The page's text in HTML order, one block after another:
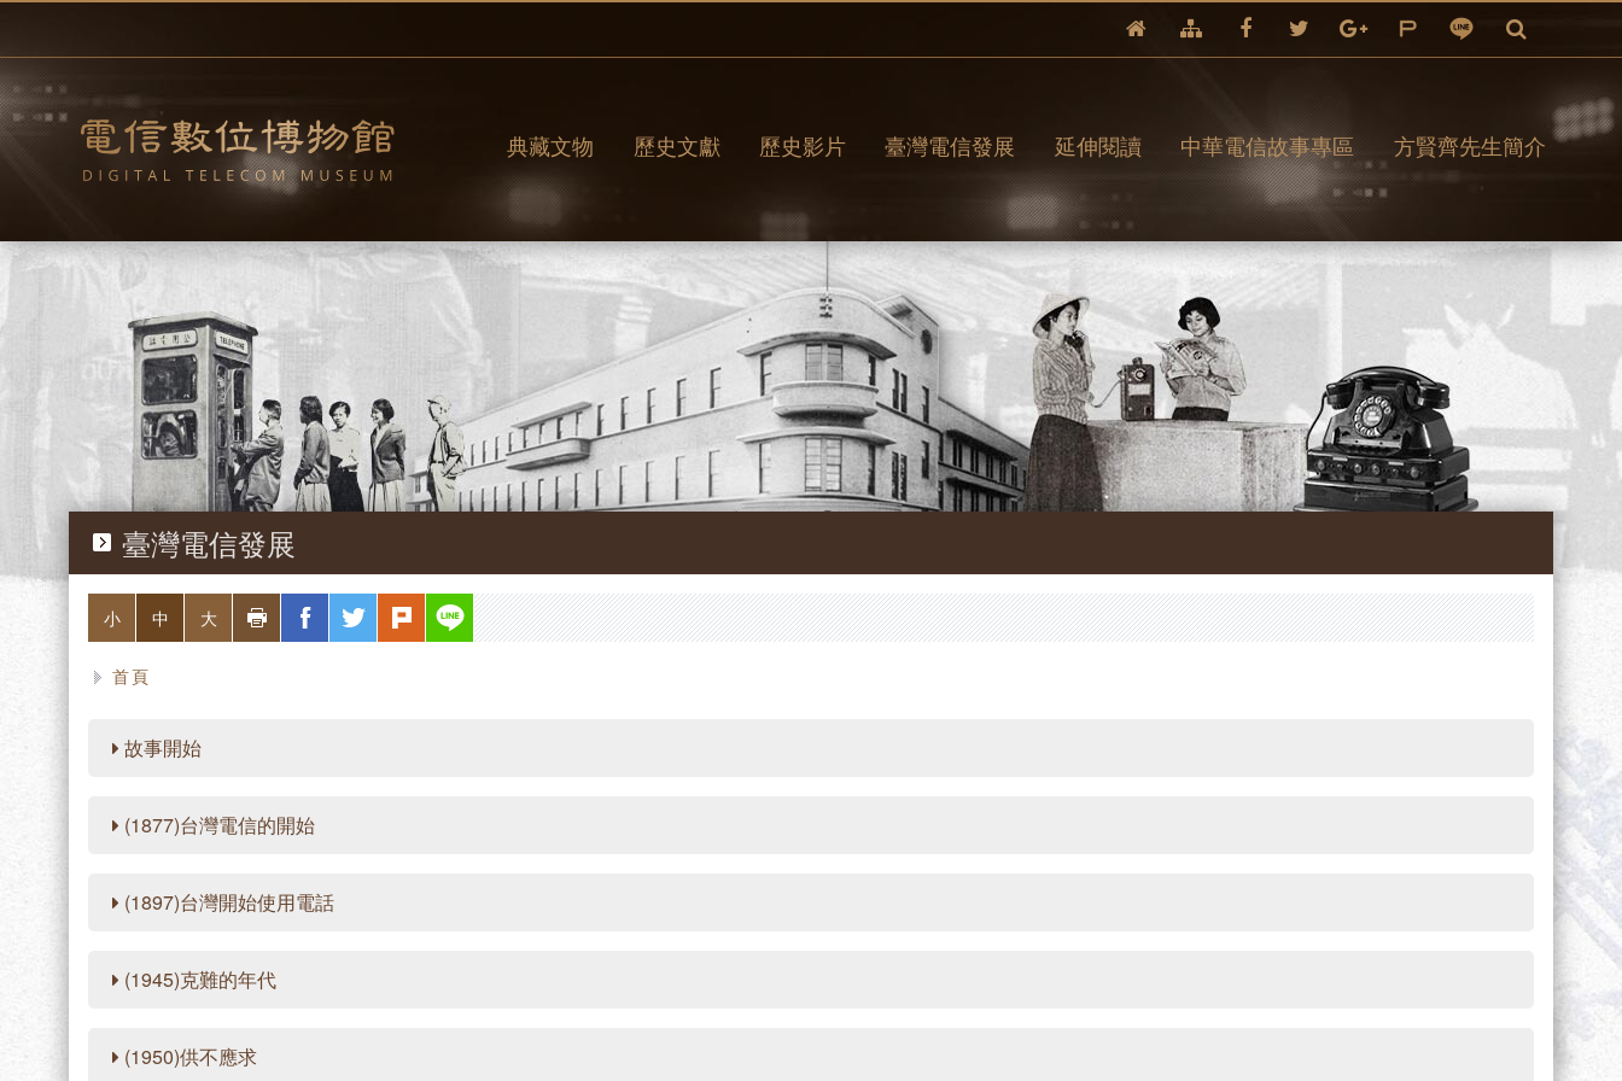
跳
要
內
容
典藏文物 歷史文獻 歷史影片 臺灣電信發展 延伸閱讀 中華電信故事專區 方賢齊先生簡介
臺灣電信發展
略過字型切換，社群分享工具列
小 中 大 列印 facebook
twitter plurk line
首頁
故事開始
(1877)台灣電信的開始
(1897)台灣開始使用電話
(1945)克難的年代
(1950)供不應求